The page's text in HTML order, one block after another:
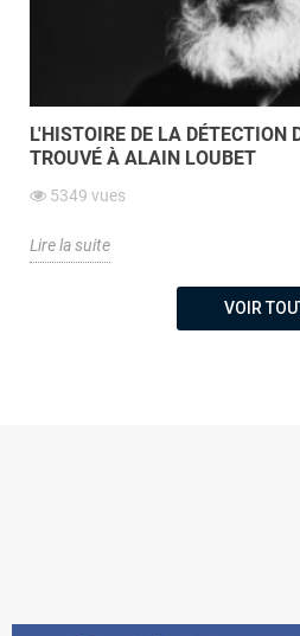
L'HISTOIRE DE LA DÉTECTION
TROUVÉ À ALAIN LOUBET
5349 vues
Lire la suite
VOIR